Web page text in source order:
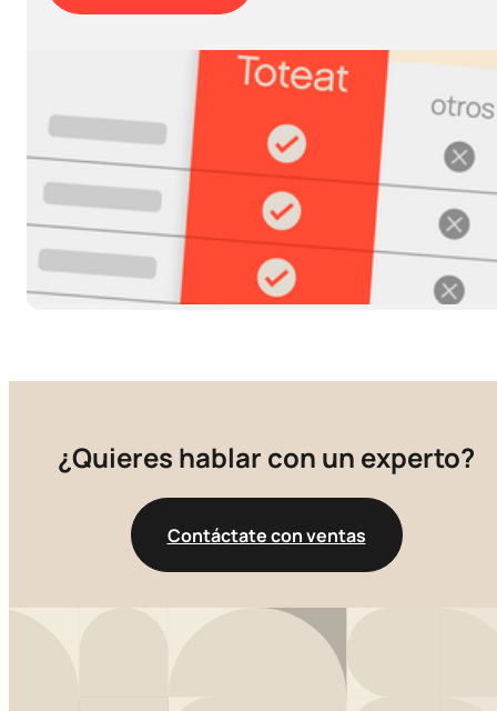
Sin limite de uso de funciones
Operaciones Multilocal
Boleta y factura electrónica
Agenda una demo
¿Quieres hablar con un experto?
Contáctate con ventas